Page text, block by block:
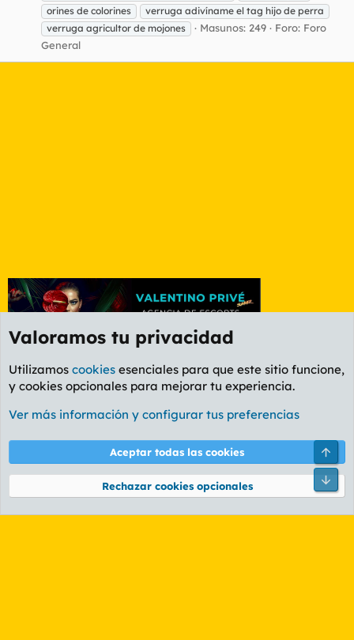
orines de colorines
verruga adivíname el tag hijo de perra
verruga agricultor de mojones
Masunos: 249 Foro: Foro
General
Etiquetas
Cookies
PL OLDSTYLE AMARILLO
Términos y reglas Política de privacidad Ayuda
Community platform by XenForo® © 2010-2026 XenForo Ltd.
Valoramos tu privacidad
Utilizamos cookies esenciales para que este sitio funcione,
y cookies opcionales para mejorar tu experiencia.
Ver más información y configurar tus preferencias
Aceptar todas las cookies
Rechazar cookies opcionales
Pie